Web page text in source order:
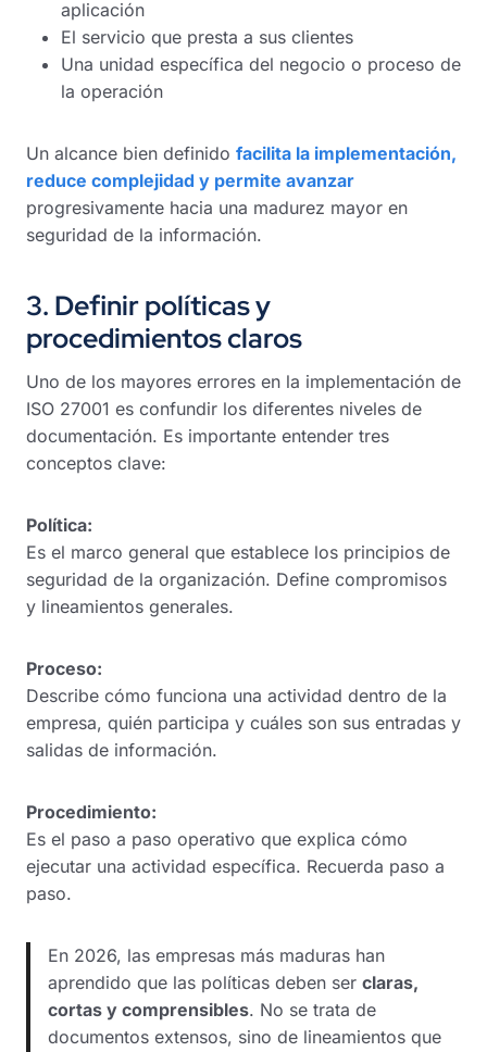
aplicación
El servicio que presta a sus clientes
Una unidad específica del negocio o proceso de
la operación
Un alcance bien definido facilita la implementación,
reduce complejidad y permite avanzar
progresivamente hacia una madurez mayor en
seguridad de la información.
3. Definir políticas y
procedimientos claros
Uno de los mayores errores en la implementación de
ISO 27001 es confundir los diferentes niveles de
documentación. Es importante entender tres
conceptos clave:
Política:
Es el marco general que establece los principios de
seguridad de la organización. Define compromisos
y lineamientos generales.
Proceso:
Describe cómo funciona una actividad dentro de la
empresa, quién participa y cuáles son sus entradas y
salidas de información.
Procedimiento:
Es el paso a paso operativo que explica cómo
ejecutar una actividad específica. Recuerda paso a
paso.
En 2026, las empresas más maduras han
aprendido que las políticas deben ser claras,
cortas y comprensibles. No se trata de
documentos extensos, sino de lineamientos que